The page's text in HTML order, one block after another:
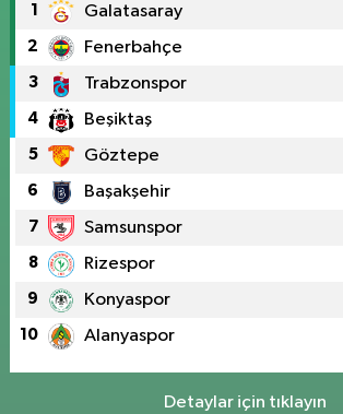
1 Galatasaray
2 Fenerbahçe
3 Trabzonspor
4 Beşiktaş
5 Göztepe
6 Başakşehir
7 Samsunspor
8 Rizespor
9 Konyaspor
10 Alanyaspor
Detaylar için tıklayın